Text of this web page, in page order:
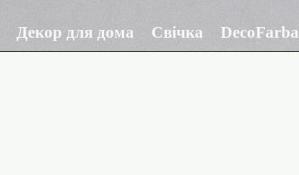
Декор для дома Свічка DecoFarba